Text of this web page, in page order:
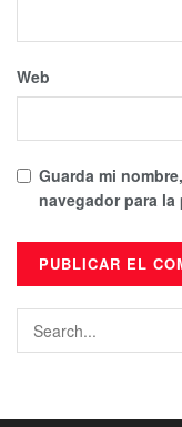
Web
Guarda mi
navegador para